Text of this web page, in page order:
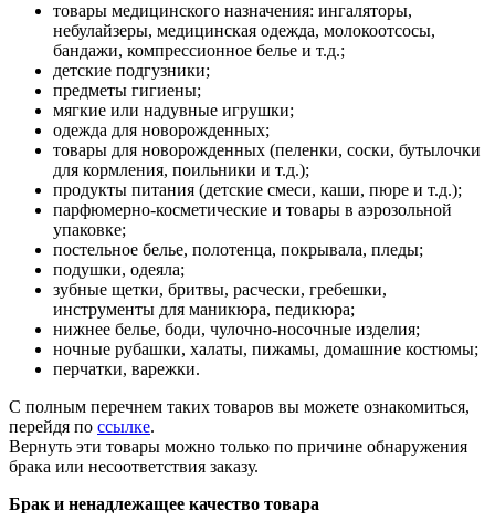
товары медицинского назначения: ингаляторы,
небулайзеры, медицинская одежда, молокоотсосы,
бандажи, компрессионное белье и т.д.;
детские подгузники;
предметы гигиены;
мягкие или надувные игрушки;
одежда для новорожденных;
товары для новорожденных (пеленки, соски, бутылочки
для кормления, поильники и т.д.);
продукты питания (детские смеси, каши, пюре и т.д.);
парфюмерно-косметические и товары в аэрозольной
упаковке;
постельное белье, полотенца, покрывала, пледы;
подушки, одеяла;
зубные щетки, бритвы, расчески, гребешки,
инструменты для маникюра, педикюра;
нижнее белье, боди, чулочно-носочные изделия;
ночные рубашки, халаты, пижамы, домашние костюмы;
перчатки, варежки.
С полным перечнем таких товаров вы можете ознакомиться,
перейдя по ссылке.
Вернуть эти товары можно только по причине обнаружения
брака или несоответствия заказу.
Брак и ненадлежащее качество товара